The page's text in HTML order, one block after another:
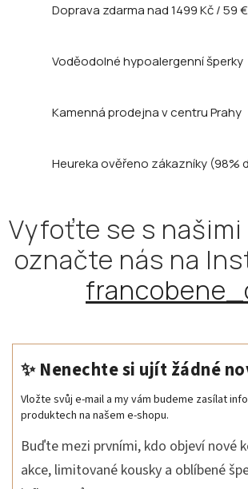
Doprava zdarma nad1499 Kč / 59 €
Voděodolné hypoalergenní šperky
Kamenná prodejnav centru Prahy
Heureka ověřeno zákazníky (98%
Vyfoťte se s našimi
označte nás na
✨ Nenechte si ujít žádné
Vložte svůj e-mail a my vám budeme zasílat
produktech na našem e-shopu.
Buďte mezi prvními, kdo objeví nové
akce, limitované kousky a oblíbené